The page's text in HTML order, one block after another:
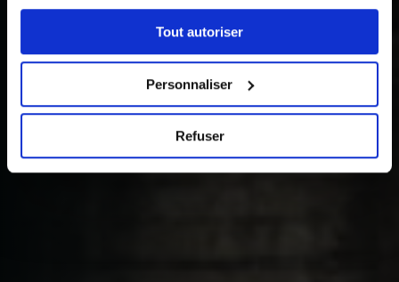
sélectionner les cookies selon les finalités via l'onglet
« Détails ». À tout moment, vous pouvez modifier votre
choix en cliquant sur le lien « Cookies » en bas des
Tout autoriser
Personnaliser
Refuser